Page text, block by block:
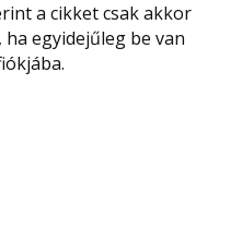
a cikket csak akkor
egyidejűleg be van